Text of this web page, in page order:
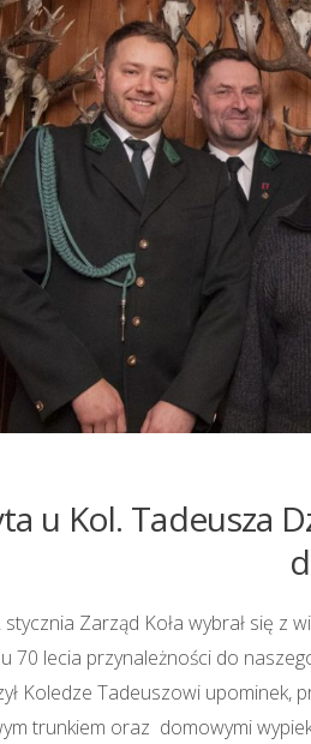
u Kol. Tadeusza
stycznia Zarząd Koła wybrał się z
70 lecia przynależności do
Koledze Tadeuszowi upominek,
trunkiem oraz domowymi